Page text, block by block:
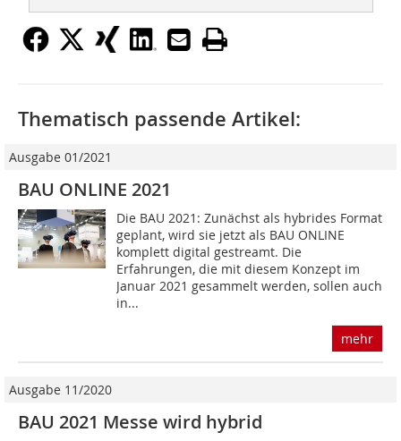
Thematisch passende Artikel:
Ausgabe 01/2021
BAU ONLINE 2021
Die BAU 2021: Zunächst als hybrides Format
geplant, wird sie jetzt als BAU ONLINE
komplett digital gestreamt. Die
Erfahrungen, die mit diesem Konzept im
Januar 2021 gesammelt werden, sollen auch
in...
mehr
Ausgabe 11/2020
BAU 2021 Messe wird hybrid